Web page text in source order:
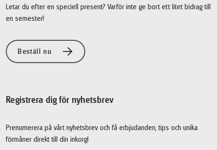
Letar du efter en speciell present? Varför inte ge bort ett litet bidrag till
en semester!
Beställ nu
Registrera dig för nyhetsbrev
Prenumerera på vårt nyhetsbrev och få erbjudanden, tips och unika
förmåner direkt till din inkorg!